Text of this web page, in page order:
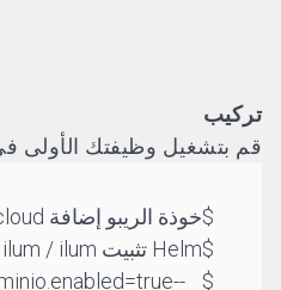
تركيب
قم بتشغيل وظيفتك الأولى
خوذة الريبو إضافة ILUM https://charts.ilum.cloud
Helm تثبيت ilum ilum / ilum \